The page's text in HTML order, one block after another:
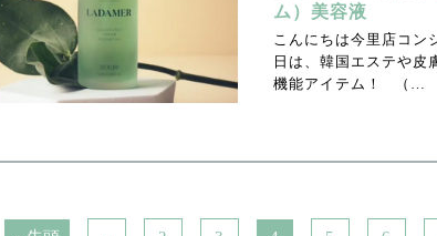
ム）美容液
こんにちは今里店コン
日は、韓国エステや皮
機能アイテム！ （…